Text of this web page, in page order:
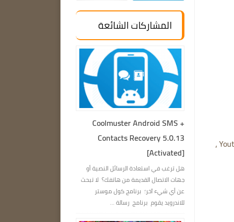
يمكنك أيضًا تنزيل ملفات الصوت والفيديو من الإنترنت، مثل Youtube ،
المشاركات الشائعة
Coolmuster Android SMS +
Contacts Recovery 5.0.13
[Activated]
هل ترغب في استعادة الرسائل النصية أو
جهات الاتصال القديمة من هاتفك؟ لا تبحث
عن أي شيء آخر؛ برنامج كول موستر
للاندرويد يقوم برنامج رسالة ...